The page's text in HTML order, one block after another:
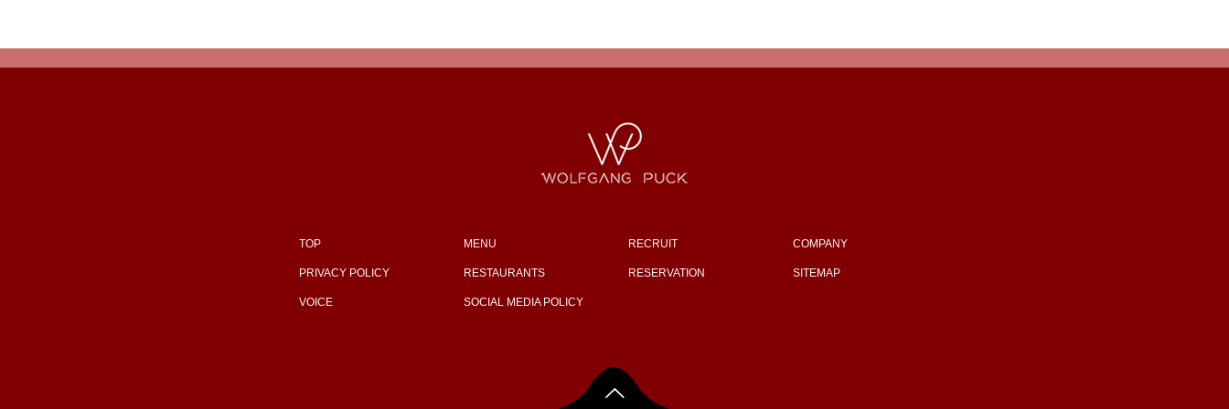
TOP
PRIVACY POLICY
VOICE
MENU
RESTAURANTS
SOCIAL MEDIA POLICY
RECRUIT
RESERVATION
COMPANY
SITEMAP
